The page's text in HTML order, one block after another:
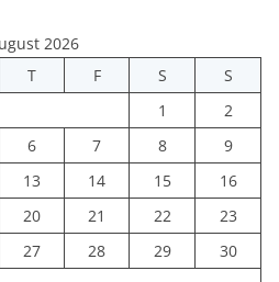
2026
T F S
S
1
2
6 7 8
9
13 14 15
16
20 21 22
23
27 28 29
30